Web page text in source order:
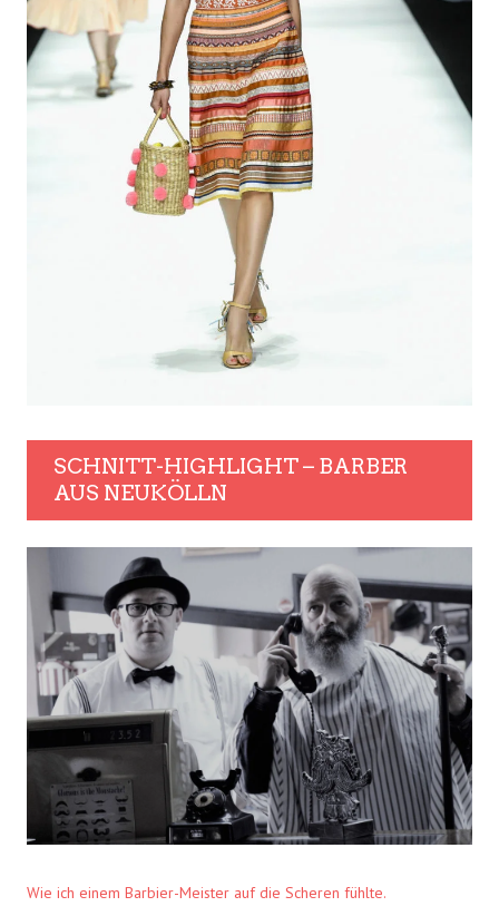
SCHNITT-HIGHLIGHT – BARBER
AUS NEUKÖLLN
Wie ich einem Barbier-Meister auf die Scheren fühlte.